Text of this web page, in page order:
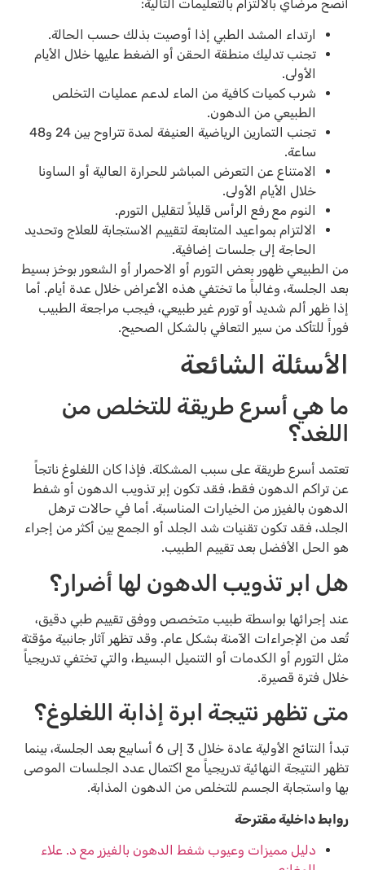
أنصح مرضاي بالالتزام بالتعليمات التالية:
ارتداء المشد الطبي إذا أوصيت بذلك حسب الحالة.
تجنب تدليك منطقة الحقن أو الضغط عليها خلال الأيام
الأولى.
شرب كميات كافية من الماء لدعم عمليات التخلص
الطبيعي من الدهون.
تجنب التمارين الرياضية العنيفة لمدة تتراوح بين 24 و48
ساعة.
الامتناع عن التعرض المباشر للحرارة العالية أو الساونا
خلال الأيام الأولى.
النوم مع رفع الرأس قليلاً لتقليل التورم.
الالتزام بمواعيد المتابعة لتقييم الاستجابة للعلاج وتحديد
الحاجة إلى جلسات إضافية.
من الطبيعي ظهور بعض التورم أو الاحمرار أو الشعور بوخز بسيط
بعد الجلسة، وغالباً ما تختفي هذه الأعراض خلال عدة أيام. أما
إذا ظهر ألم شديد أو تورم غير طبيعي، فيجب مراجعة الطبيب
فوراً للتأكد من سير التعافي بالشكل الصحيح.
الأسئلة الشائعة
ما هي أسرع طريقة للتخلص من
اللغد؟
تعتمد أسرع طريقة على سبب المشكلة. فإذا كان اللغلوغ ناتجاً
عن تراكم الدهون فقط، فقد تكون إبر تذويب الدهون أو شفط
الدهون بالفيزر من الخيارات المناسبة. أما في حالات ترهل
الجلد، فقد تكون تقنيات شد الجلد أو الجمع بين أكثر من إجراء
هو الحل الأفضل بعد تقييم الطبيب.
هل ابر تذويب الدهون لها أضرار؟
عند إجرائها بواسطة طبيب متخصص ووفق تقييم طبي دقيق،
تُعد من الإجراءات الآمنة بشكل عام. وقد تظهر آثار جانبية مؤقتة
مثل التورم أو الكدمات أو التنميل البسيط، والتي تختفي تدريجياً
خلال فترة قصيرة.
متى تظهر نتيجة ابرة إذابة اللغلوغ؟
تبدأ النتائج الأولية عادة خلال 3 إلى 6 أسابيع بعد الجلسة، بينما
تظهر النتيجة النهائية تدريجياً مع اكتمال عدد الجلسات الموصى
بها واستجابة الجسم للتخلص من الدهون المذابة.
روابط داخلية مقترحة
دليل مميزات وعيوب شفط الدهون بالفيزر مع د. علاء